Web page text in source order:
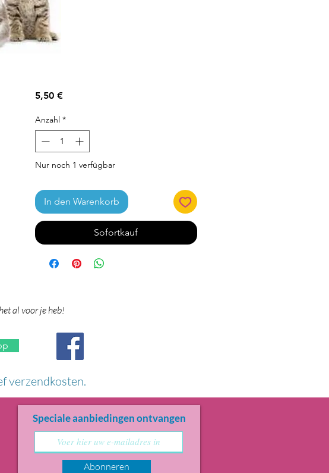
5,50 €Preis
Anzahl *
Nur noch 1 verfügbar
In den Warenkorb
Sofortkauf
al voor je heb!
verzendkosten.
Speciale aanbiedingen ontvangen
Abonneren